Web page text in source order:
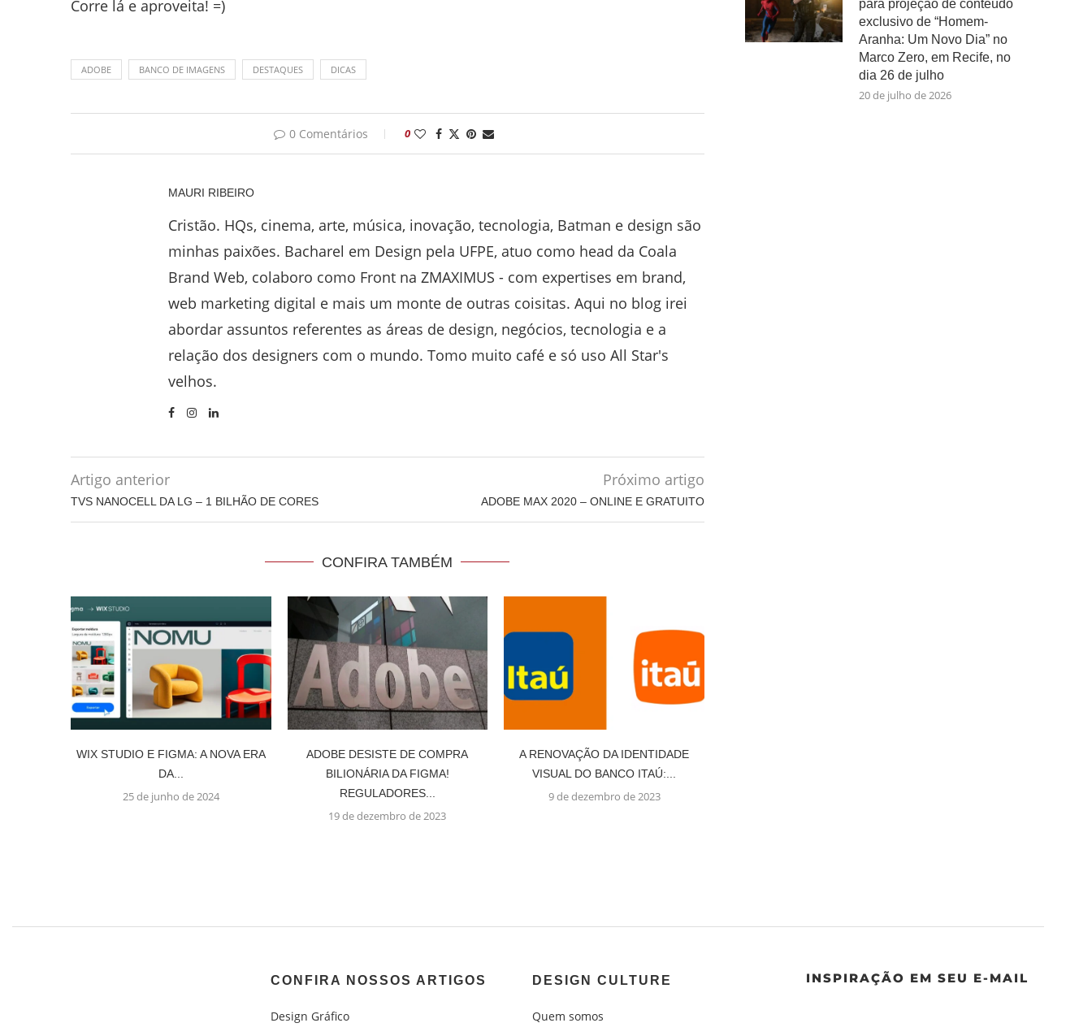
Corre lá e aproveita! =)
ADOBE BANCO DE IMAGENS DESTAQUES DICAS
0 Comentários 0
MAURI RIBEIRO
Cristão. HQs, cinema, arte, música, inovação, tecnologia, Batman e design são
minhas paixões. Bacharel em Design pela UFPE, atuo como head da Coala
Brand Web, colaboro como Front na ZMAXIMUS - com expertises em brand,
web marketing digital e mais um monte de outras coisitas. Aqui no blog irei
abordar assuntos referentes as áreas de design, negócios, tecnologia e a
relação dos designers com o mundo. Tomo muito café e só uso All Star's
velhos.
Artigo anterior
TVS NANOCELL DA LG – 1 BILHÃO DE CORES
Próximo artigo
ADOBE MAX 2020 – ONLINE E GRATUITO
CONFIRA TAMBÉM
WIX STUDIO E FIGMA: A NOVA ERA
DA...
25 de junho de 2024
ADOBE DESISTE DE COMPRA
BILIONÁRIA DA FIGMA!
REGULADORES...
19 de dezembro de 2023
A RENOVAÇÃO DA IDENTIDADE
VISUAL DO BANCO ITAÚ:...
9 de dezembro de 2023
para projeção de conteúdo
exclusivo de “Homem-
Aranha: Um Novo Dia” no
Marco Zero, em Recife, no
dia 26 de julho
20 de julho de 2026
CONFIRA NOSSOS ARTIGOS
Design Gráfico
DESIGN CULTURE
Quem somos
INSPIRAÇÃO EM SEU E-MAIL